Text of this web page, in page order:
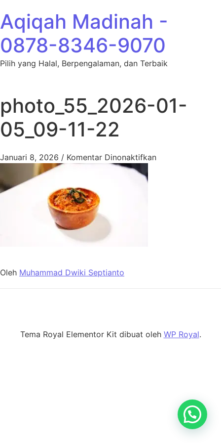
Aqiqah Madinah -
0878-8346-9070
Pilih yang Halal, Berpengalaman, dan Terbaik
photo_55_2026-01-
05_09-11-22
Januari 8, 2026 / Komentar Dinonaktifkanpada
Oleh Muhammad Dwiki Septianto
Tema Royal Elementor Kit dibuat oleh WP Royal.